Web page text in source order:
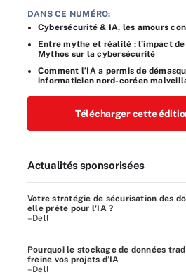
DANS CE NUMÉRO:
Cybersécurité & IA, les amours
Entre mythe et réalité : l’impact
Mythos sur la cybersécurité
Comment l’IA a permis de
informaticien nord-coréen
Télécharger cette
Actualités sponsorisées
Votre stratégie de sécurisation des
elle prête pour l'IA ?
–Dell
Pourquoi le stockage de données
freine vos projets d’IA
–Dell